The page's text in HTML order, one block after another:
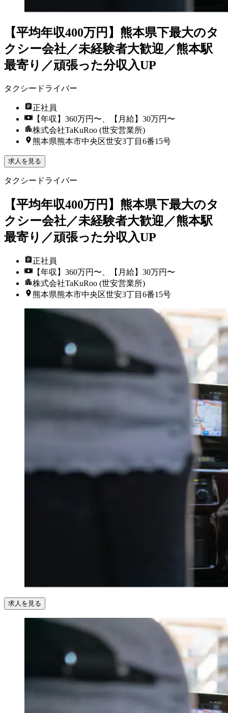
【平均年収400万円】熊本県下最大のタ
クシー会社／未経験者大歓迎／熊本駅
最寄り／頑張った分収入UP
タクシードライバー
正社員
【年収】360万円〜、【月給】30万円〜
株式会社TaKuRoo (世安営業所)
熊本県熊本市中央区世安3丁目6番15号
求人を見る
タクシードライバー
【平均年収400万円】熊本県下最大のタ
クシー会社／未経験者大歓迎／熊本駅
最寄り／頑張った分収入UP
正社員
【年収】360万円〜、【月給】30万円〜
株式会社TaKuRoo (世安営業所)
熊本県熊本市中央区世安3丁目6番15号
求人を見る